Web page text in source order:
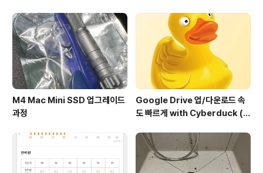
M4 Mac Mini SSD 업그레이드
과정
Google Drive 업/다운로드 속
도 빠르게 with Cyberduck (구
가??)